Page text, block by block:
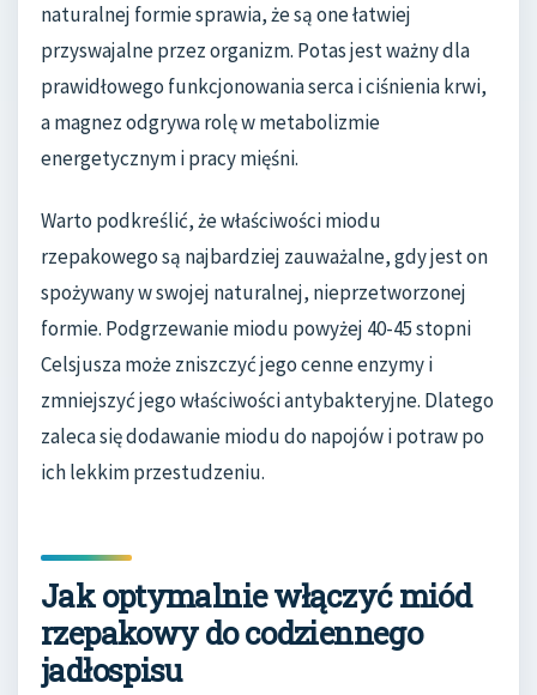
naturalnej formie sprawia, że są one łatwiej
przyswajalne przez organizm. Potas jest ważny dla
prawidłowego funkcjonowania serca i ciśnienia krwi,
a magnez odgrywa rolę w metabolizmie
energetycznym i pracy mięśni.
Warto podkreślić, że właściwości miodu
rzepakowego są najbardziej zauważalne, gdy jest on
spożywany w swojej naturalnej, nieprzetworzonej
formie. Podgrzewanie miodu powyżej 40-45 stopni
Celsjusza może zniszczyć jego cenne enzymy i
zmniejszyć jego właściwości antybakteryjne. Dlatego
zaleca się dodawanie miodu do napojów i potraw po
ich lekkim przestudzeniu.
Jak optymalnie włączyć miód
rzepakowy do codziennego
jadłospisu